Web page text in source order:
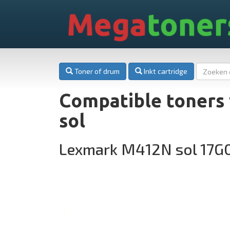
Mega
Toner of drum Inkt cartridge
Compatible toners
sol
Lexmark M412N sol